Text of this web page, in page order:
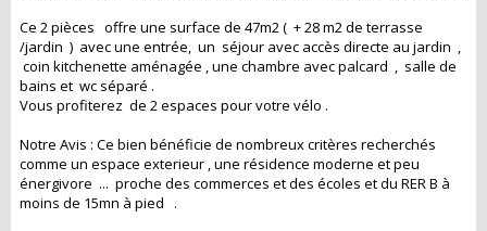
Ce 2 pièces offre une surface de 47m2 ( + 28 m2 de terrasse
/jardin ) avec une entrée, un séjour avec accès directe au jardin ,
coin kitchenette aménagée , une chambre avec palcard , salle de
bains et wc séparé .
Vous profiterez de 2 espaces pour votre vélo .
Notre Avis : Ce bien bénéficie de nombreux critères recherchés
comme un espace exterieur , une résidence moderne et peu
énergivore ... proche des commerces et des écoles et du RER B à
moins de 15mn à pied .